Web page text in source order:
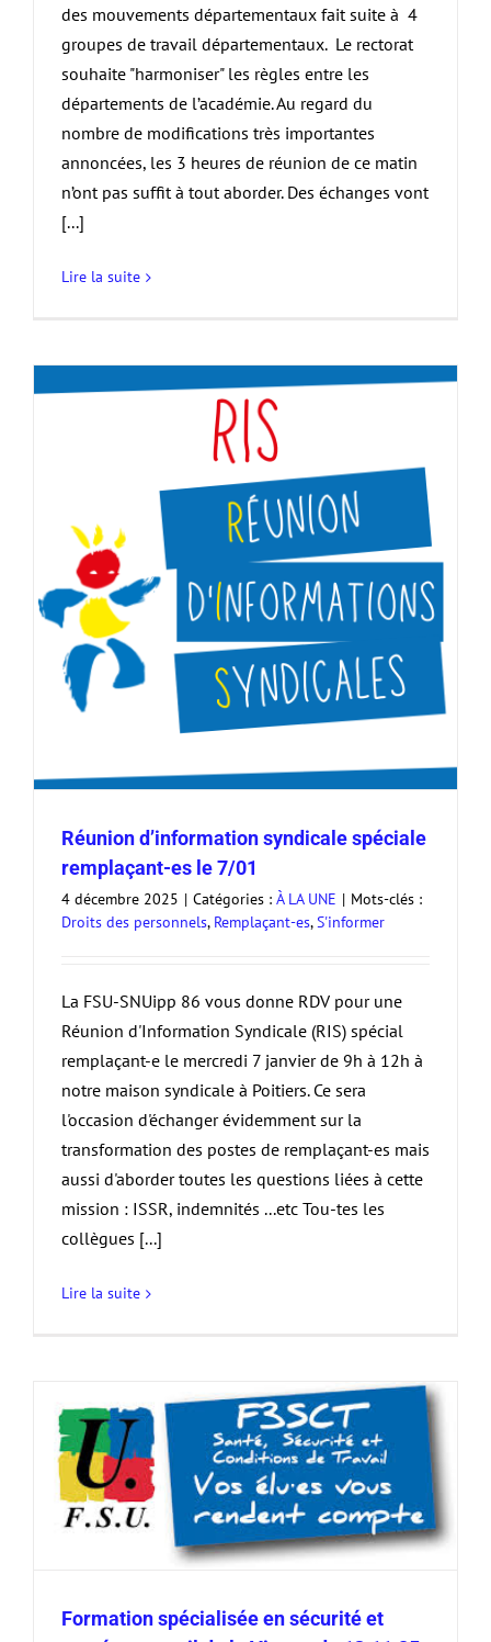
des mouvements départementaux fait suite à 4
groupes de travail départementaux. Le rectorat
souhaite "harmoniser" les règles entre les
départements de l’académie. Au regard du
nombre de modifications très importantes
annoncées, les 3 heures de réunion de ce matin
n’ont pas suffit à tout aborder. Des échanges vont
[...]
Lire la suite
Réunion d’information syndicale spéciale
remplaçant-es le 7/01
4 décembre 2025 | Catégories : À LA UNE | Mots-clés :
Droits des personnels, Remplaçant-es,S'informer
La FSU-SNUipp 86 vous donne RDV pour une
Réunion d'Information Syndicale (RIS) spécial
remplaçant-e le mercredi 7 janvier de 9h à 12h à
notre maison syndicale à Poitiers. Ce sera
l'occasion d'échanger évidemment sur la
transformation des postes de remplaçant-es mais
aussi d'aborder toutes les questions liées à cette
mission : ISSR, indemnités ...etc Tou-tes les
collègues [...]
Lire la suite
Formation spécialisée en sécurité et